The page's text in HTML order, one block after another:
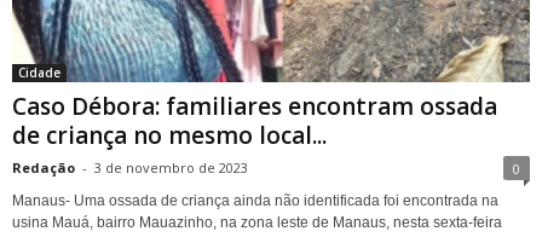
Cidade
Caso Débora: familiares encontram ossada
de criança no mesmo local...
Redação - 3 de novembro de 2023 0
Manaus- Uma ossada de criança ainda não identificada foi encontrada na
usina Mauá, bairro Mauazinho, na zona leste de Manaus, nesta sexta-feira